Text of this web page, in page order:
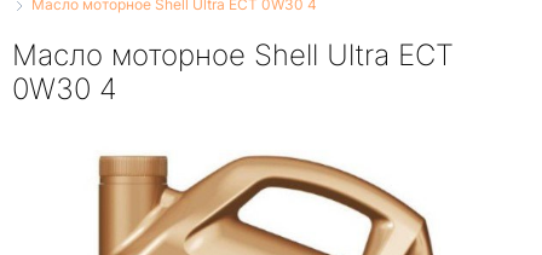
Масло моторное Shell Ultra ECT
0W30 4